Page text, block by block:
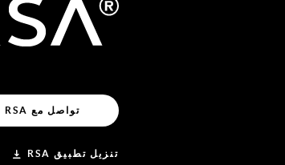
تواصل مع RSA
تنزيل تطبيق RSA